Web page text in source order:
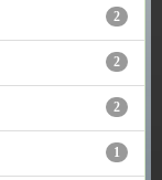
2
2
2
1